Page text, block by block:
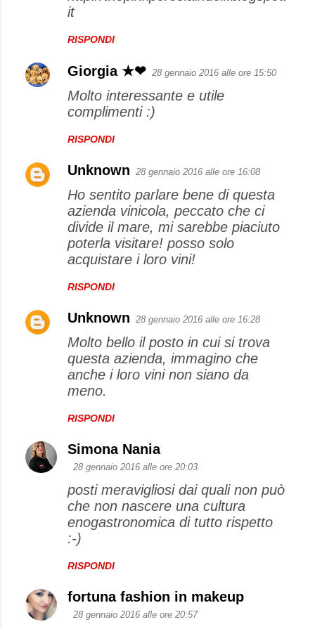
it
RISPONDI
Giorgia ★❤ 28 gennaio 2016 alle ore 15:50
Molto interessante e utile
complimenti :)
RISPONDI
Unknown 28 gennaio 2016 alle ore 16:08
Ho sentito parlare bene di questa
azienda vinicola, peccato che ci
divide il mare, mi sarebbe piaciuto
poterla visitare! posso solo
acquistare i loro vini!
RISPONDI
Unknown 28 gennaio 2016 alle ore 16:28
Molto bello il posto in cui si trova
questa azienda, immagino che
anche i loro vini non siano da
meno.
RISPONDI
Simona Nania
28 gennaio 2016 alle ore 20:03
posti meravigliosi dai quali non può
che non nascere una cultura
enogastronomica di tutto rispetto
:-)
RISPONDI
fortuna fashion in makeup
28 gennaio 2016 alle ore 20:57